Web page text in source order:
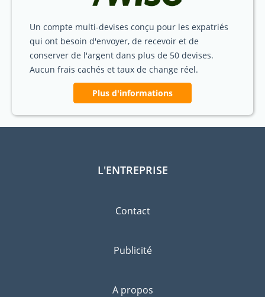
Un compte multi-devises conçu pour les expatriés
qui ont besoin d'envoyer, de recevoir et de
conserver de l'argent dans plus de 50 devises.
Aucun frais cachés et taux de change réel.
Plus d'informations
L'ENTREPRISE
Contact
Publicité
A propos